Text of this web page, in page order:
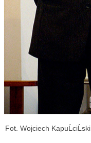
Fot. Wojciech KapuĹciĹski